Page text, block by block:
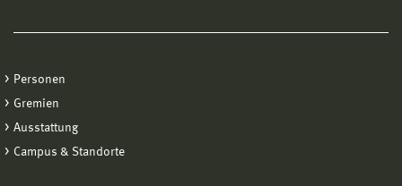
Personen
Gremien
Ausstattung
Campus & Standorte